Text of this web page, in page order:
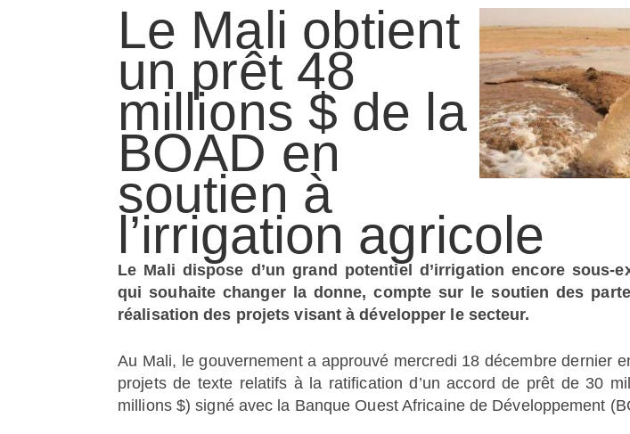
Le Mali obtient
un prêt 48
millions $ de la
BOAD en
soutien à
l’irrigation agricole
Le Mali dispose d’un grand potentiel d’irrigation encore sous-
qui souhaite changer la donne, compte sur le soutien des
réalisation des projets visant à développer le secteur.
Au Mali, le gouvernement a approuvé mercredi 18 décembre dernier
projets de texte relatifs à la ratification d’un accord de prêt de 30
millions $) signé avec la Banque Ouest Africaine de Développement